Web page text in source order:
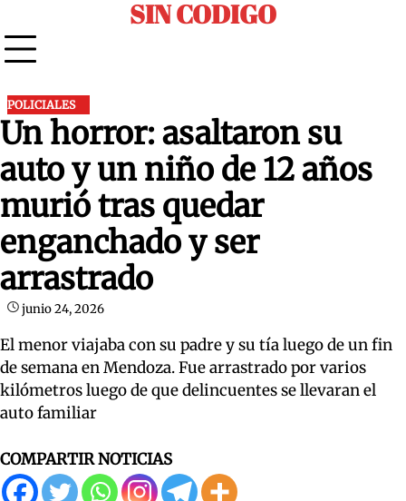
to
content
SIN CODIGO
POLICIALES
Un horror: asaltaron su
auto y un niño de 12 años
murió tras quedar
enganchado y ser
arrastrado
junio 24, 2026
El menor viajaba con su padre y su tía luego de un fin
de semana en Mendoza. Fue arrastrado por varios
kilómetros luego de que delincuentes se llevaran el
auto familiar
COMPARTIR NOTICIAS